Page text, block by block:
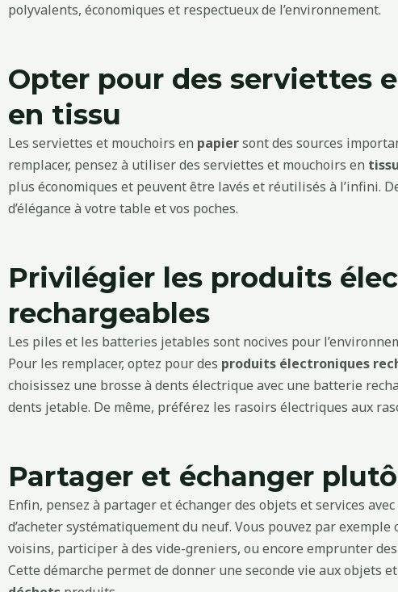
polyvalents, économiques et respectueux de l’environnement.
Opter pour des serviettes
en tissu
Les serviettes et mouchoirs en papiersont des sources
remplacer, pensez à utiliser des serviettes et mouchoirs en tissu
plus économiques et peuvent être lavés et réutilisés à l’infini.
d’élégance à votre table et vos poches.
Privilégier les produits
rechargeables
Les piles et les batteries jetables sont nocives pour
Pour les remplacer, optez pour des produits électroniques
choisissez une brosse à dents électrique avec une batterie
dents jetable. De même, préférez les rasoirs électriques aux
Partager et échanger
Enfin, pensez à partager et échanger des objets et services
d’acheter systématiquement du neuf. Vous pouvez par
voisins, participer à des vide-greniers, ou encore emprunter
Cette démarche permet de donner une seconde vie aux objets